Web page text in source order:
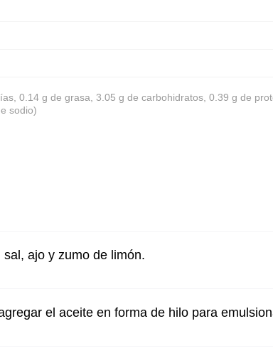
0.14 g de grasa, 3.05 g de carbohidratos, 0.39 g de
sodio)
ajo y zumo de limón.
el aceite en forma de hilo para